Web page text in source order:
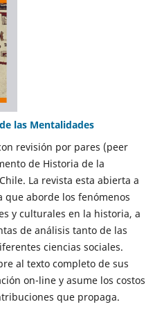
las Mentalidades
revisión por pares (peer
de Historia de la
La revista esta abierta a
aborde los fenómenos
y culturales en la historia, a
de análisis tanto de las
ciencias sociales.
al texto completo de sus
on-line y asume los costos
que propaga.